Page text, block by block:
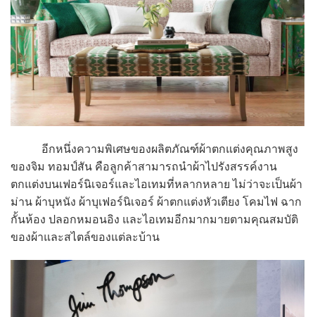
อีกหนึ่งความพิเศษของผลิตภัณฑ์ผ้าตกแต่งคุณภาพสูง
ของจิม ทอมป์สัน คือลูกค้าสามารถนำผ้าไปรังสรรค์งาน
ตกแต่งบนเฟอร์นิเจอร์และไอเทมที่หลากหลาย ไม่ว่าจะเป็นผ้า
ม่าน ผ้าบุหนัง ผ้าบุเฟอร์นิเจอร์ ผ้าตกแต่งหัวเตียง โคมไฟ ฉาก
กั้นห้อง ปลอกหมอนอิง และไอเทมอีกมากมายตามคุณสมบัติ
ของผ้าและสไตล์ของแต่ละบ้าน